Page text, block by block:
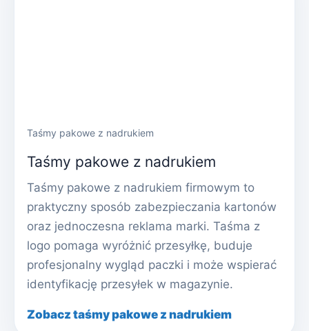
Taśmy pakowe z nadrukiem
Taśmy pakowe z nadrukiem
Taśmy pakowe z nadrukiem firmowym to
praktyczny sposób zabezpieczania kartonów
oraz jednoczesna reklama marki. Taśma z
logo pomaga wyróżnić przesyłkę, buduje
profesjonalny wygląd paczki i może wspierać
identyfikację przesyłek w magazynie.
Zobacz taśmy pakowe z nadrukiem